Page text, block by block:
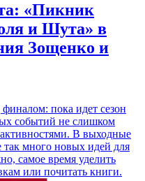
«Пикник
и Шута» в
Зощенко и
пока идет сезон
событий не слишком
В выходные
так много новых идей для
самое время уделить
или почитать книги.